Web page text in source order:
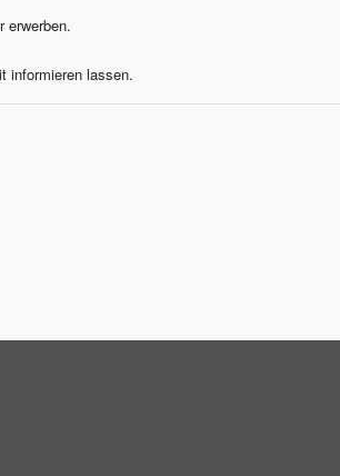
erwerben.
informieren lassen.